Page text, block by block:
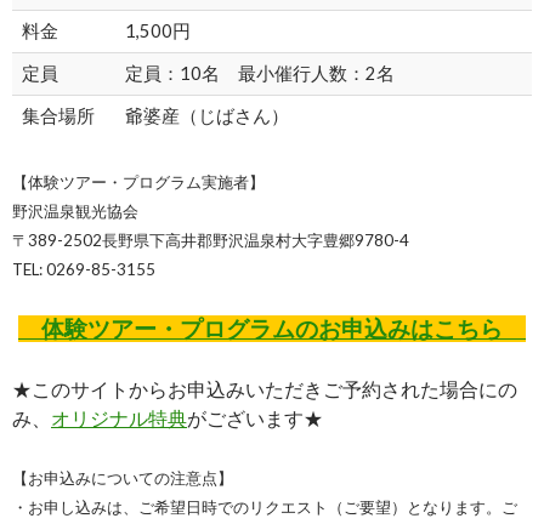
料金 1,500円
定員 定員：10名 最小催行人数：2名
集合場所 爺婆産（じばさん）
【体験ツアー・プログラム実施者】
野沢温泉観光協会
〒389-2502長野県下高井郡野沢温泉村大字豊郷9780-4
TEL: 0269-85-3155
体験ツアー・プログラムのお申込みはこちら
★このサイトからお申込みいただきご予約された場合にの
み、 オリジナル特典がございます★
【お申込みについての注意点】
・お申し込みは、ご希望日時でのリクエスト（ご要望）となります。ご